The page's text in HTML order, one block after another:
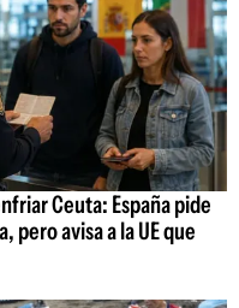
Ceuta: España pide
pero avisa a la UE que